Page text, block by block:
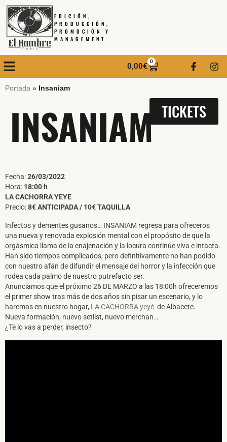
EDICIÓN,
PRODUCCIÓN,
PROMOCIÓN Y
MANAGEMENT
0,00€
0
Portada » Insaniam
INSANIAM TICKETS
Fecha:26/03/2022
Hora: 18:00 h
LA CACHORRA YEYE
Precio:8€ ANTICIPADA / 10€ TAQUILLA
Infectos y dementes gusanos… INSANIAM regresa para ofreceros
una nueva y renovada explosión mental con el propósito de que la
orgásmica llama de la enajenación y la locura continúe viva e intacta.
Han sido tiempos complicados, pero definitivamente no han podido
con nuestro afán de difundir el mensaje del horror y la infección que
rodea cada palmo de nuestro putrefacto ser.
Anunciamos que el próximo 26 DE MARZO a las 18:00h ofreceremos
el primer show tras más de dos años sin pisar un escenario, y lo
haremos en nuestro hogar, LA CACHORRA yeyé de Albacete.
Nueva formación, nuevo setlist, nuevo merchan…
¿Te lo vas a perder, insecto?